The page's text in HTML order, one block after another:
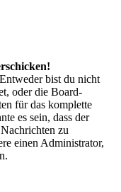
bist du nicht
oder die Board-
für das komplette
es sein, dass der
zu
einen Administrator,